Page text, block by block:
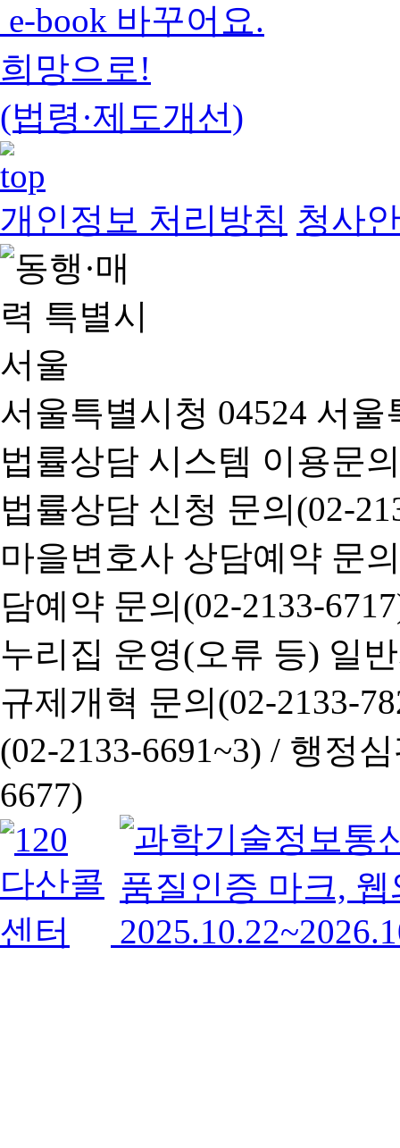
e-book 바꾸어요.
희망으로!
(법령·제도개선)
개인정보 처리방침 청사
서울특별시청 04524 서
법률상담 시스템 이용문
법률상담 신청 문의(02-
마을변호사 상담예약 문
담예약 문의(02-2133-
누리집 운영(오류 등) 일
규제개혁 문의(02-2133-
(02-2133-6691~3) / 행정심
6677)